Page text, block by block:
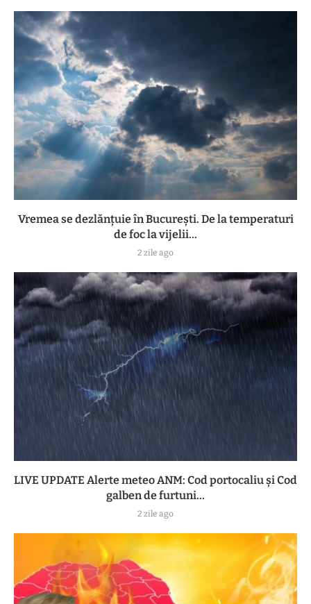
Vremea se dezlănțuie în București. De la temperaturi
de foc la vijelii...
2 zile ago
LIVE UPDATE Alerte meteo ANM: Cod portocaliu și Cod
galben de furtuni...
2 zile ago